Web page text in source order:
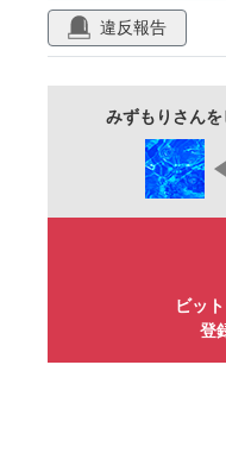
白黒 グレースケール
夏 挨拶状 暑中見
積乱雲 乗り
枠 カード グラフ
違反報告
みずもりさん
ビッ
登